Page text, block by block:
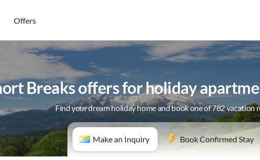
Offers
Breaks offers for holiday
Find your dream holiday home and book one of 782 vacation
Make an Inquiry Book Confirmed Stay